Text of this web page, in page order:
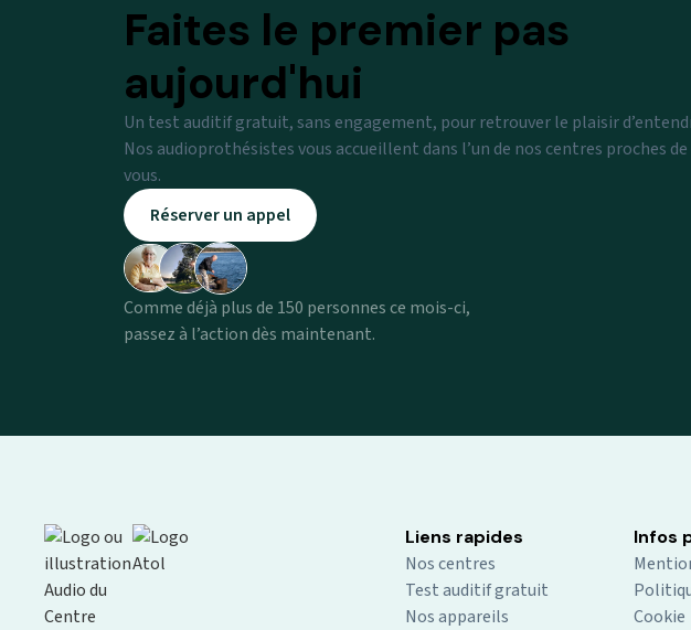
Faites le premier pas
aujourd'hui
Un test auditif gratuit, sans engagement, pour retrouver le plaisir
Nos audioprothésistes vous accueillent dans l’un de nos centres proches de
vous.
Réserver un appel
Comme déjà plus de 150 personnes ce mois-ci,
passez à l’action dès maintenant.
Confidentialité et cookies
stockés sur votre navigateur car ils sont essentiels pour
permettre les fonctionnalités de base du site.Nous utilisons
également des cookies tiers qui nous aident à analyser la
Liens rapides
Nos centres
Test auditif gratuit
Nos appareils
Infos
Cookie